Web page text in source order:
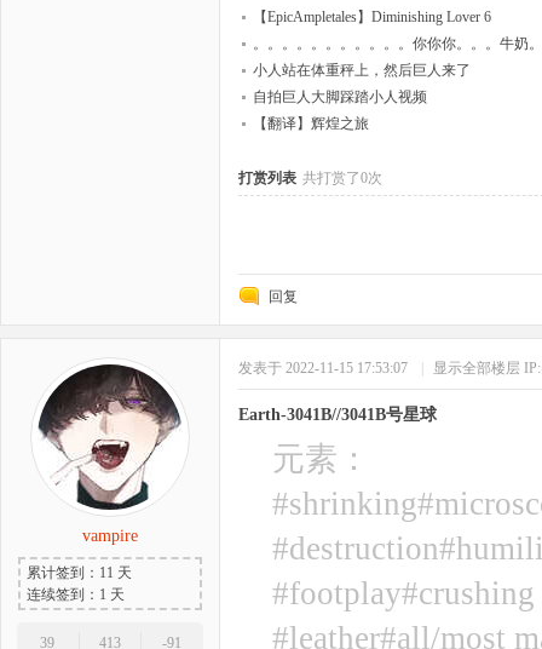
【EpicAmpletales】Diminishing Lover 6
。。。。。。。。。。。你你你。。。牛奶
小人站在体重秤上，然后巨人来了
自拍巨人大脚踩踏小人视频
【翻译】辉煌之旅
打赏列表 共打赏了0次
回复
vampire
累计签到：11 天
连续签到：1 天
39
413
-91
发表于 2022-11-15 17:53:07 显示全部楼层
Earth-3041B//3041B号星球
元素：
#footplay#crushing
#leather#all/most